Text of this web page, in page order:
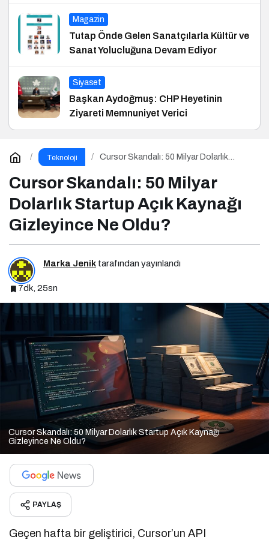
Magazin
Tutap Önde Gelen Sanatçılarla Kültür ve
Sanat Yolucluğuna Devam Ediyor
Siyaset
Başkan Aydoğmuş: CHP Heyetinin
Ziyareti Memnuniyet Verici
Teknoloji
Cursor Skandalı: 50 Milyar Dolarlık
Oldu?
Cursor Skandalı: 50 Milyar
Dolarlık Startup Açık Kaynağı
Gizleyince Ne Oldu?
Marka Jenik tarafından yayınlandı
7dk, 25sn
Cursor Skandalı: 50 Milyar Dolarlık Startup Açık Kaynağı
Gizleyince Ne Oldu?
PAYLAŞ
Geçen hafta bir geliştirici, Cursor’un API